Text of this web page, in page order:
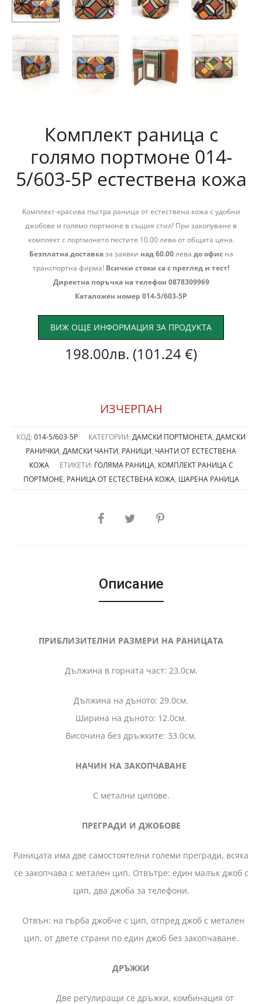
Комплект раница с
голямо портмоне 014-
5/603-5P естествена кожа
Комплект-красива пъстра раница от естествена кожа с удобни
джобове и голямо портмоне в същия стил! При закопуване в
комплект с портмонето пестите 10.00 лева от общата цена.
Безплатна доставказа заявки над 60.00лева до офисна
транспортна фирма! Всички стоки са с преглед и тест!
Директна поръчка на телефон 0878309969
Каталожен номер 014-5/603-5P
ВИЖ ОЩЕ ИНФОРМАЦИЯ ЗА ПРОДУКТА
198.00лв. (101.24 €)
ИЗЧЕРПАН
КОД: 014-5/603-5P КАТЕГОРИИ: ДАМСКИ ПОРТМОНЕТА, ДАМСКИ
РАНИЧКИ, ДАМСКИ ЧАНТИ, РАНИЦИ, ЧАНТИ ОТ ЕСТЕСТВЕНА
КОЖА
ЕТИКЕТИ: ГОЛЯМА РАНИЦА, КОМПЛЕКТ РАНИЦА С
ПОРТМОНЕ, РАНИЦА ОТ ЕСТЕСТВЕНА КОЖА, ШАРЕНА РАНИЦА
SHARE
Описание
ПРИБЛИЗИТЕЛНИ РАЗМЕРИ НА РАНИЦАТА
Дължина в горната част: 23.0см.
Дължина на дъното: 29.0см.
Ширина на дъното: 12.0см.
Височина без дръжките: 33.0см.
НАЧИН НА ЗАКОПЧАВАНЕ
С метални ципове.
ПРЕГРАДИ И ДЖОБОВЕ
Раницата има две самостоятелни големи прегради, всяка
се закопчава с метален цип. Отвътре: един малък джоб с
цип, два джоба за телефони.
Отвън: на гърба джобче с цип, отпред джоб с метален
цип, от двете страни по един джоб без закопчаване.
ДРЪЖКИ
Две регулиращи се дръжки, комбинация от